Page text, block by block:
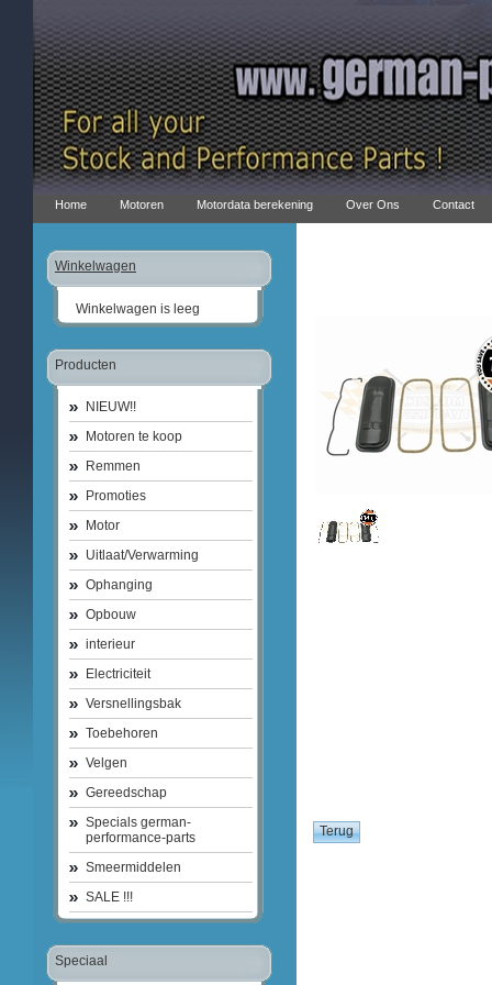
Home Motoren Motordata berekening Over Ons Contact
Winkelwagen
Winkelwagen is leeg
Producten
NIEUW!!
Motoren te koop
Remmen
Promoties
Motor
Uitlaat/Verwarming
Ophanging
Opbouw
interieur
Electriciteit
Versnellingsbak
Toebehoren
Velgen
Gereedschap
Specials german-
performance-parts
Smeermiddelen
SALE !!!
Speciaal